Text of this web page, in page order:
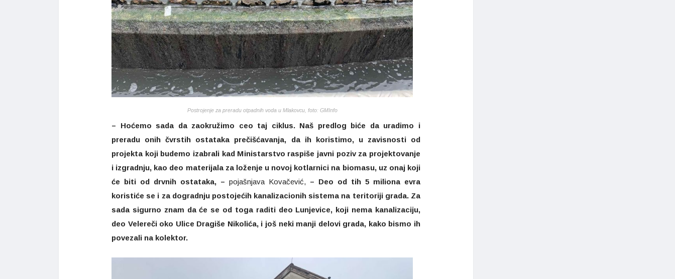
Postrojenje za preradu otpadnih voda u Mlakovcu, foto: GMInfo
– Hoćemo sada da zaokružimo ceo taj ciklus. Naš predlog biće da uradimo i
preradu onih čvrstih ostataka prečišćavanja, da ih koristimo, u zavisnosti od
projekta koji budemo izabrali kad Ministarstvo raspiše javni poziv za projektovanje
i izgradnju, kao deo materijala za loženje u novoj kotlarnici na biomasu, uz onaj koji
će biti od drvnih ostataka, – pojašnjava Kovačević, – Deo od tih 5 miliona evra
koristiće se i za dogradnju postojećih kanalizacionih sistema na teritoriji grada. Za
sada sigurno znam da će se od toga raditi deo Lunjevice, koji nema kanalizaciju,
deo Velereči oko Ulice Dragiše Nikolića, i još neki manji delovi grada, kako bismo ih
povezali na kolektor.